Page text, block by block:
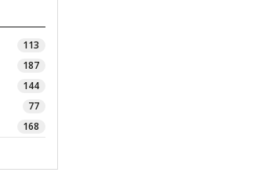
113
187
144
77
168